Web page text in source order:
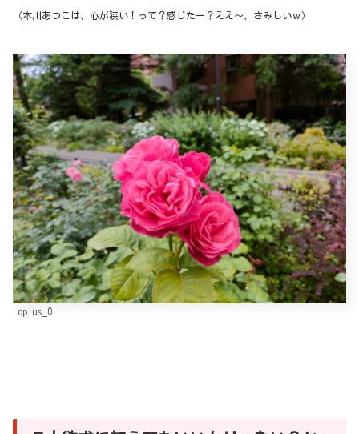
（本川あつこは、心が狭い！って？感じたー？ええ～、さみしいｗ）
oplus_0